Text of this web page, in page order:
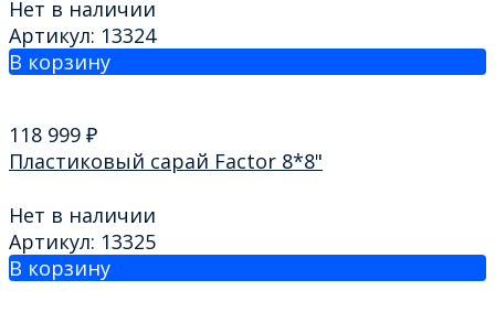
Нет в наличии
Артикул: 13324
В корзину
118 999 ₽
Пластиковый сарай Factor 8*8"
Нет в наличии
Артикул: 13325
В корзину